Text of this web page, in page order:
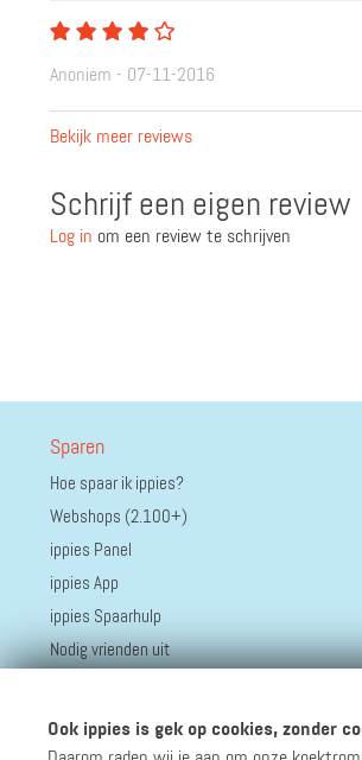
Anoniem - 07-11-2016
Bekijk meer reviews
Schrijf een eigen review
Log in om een review te schrijven
Sparen
Hoe spaar ik ippies?
Webshops (2.100+)
ippies Panel
ippies App
ippies Spaarhulp
Nodig vrienden uit
Ook ippies is gek op cookies, zonder